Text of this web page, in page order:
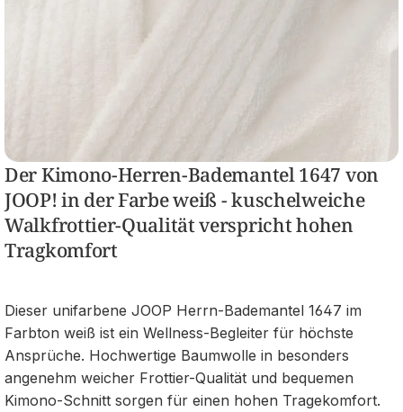
Der Kimono-Herren-Bademantel 1647 von
JOOP! in der Farbe weiß - kuschelweiche
Walkfrottier-Qualität verspricht hohen
Tragkomfort
Dieser unifarbene JOOP Herrn-Bademantel 1647 im
Farbton weiß ist ein Wellness-Begleiter für höchste
Ansprüche. Hochwertige Baumwolle in besonders
angenehm weicher Frottier-Qualität und bequemen
Kimono-Schnitt sorgen für einen hohen Tragekomfort.